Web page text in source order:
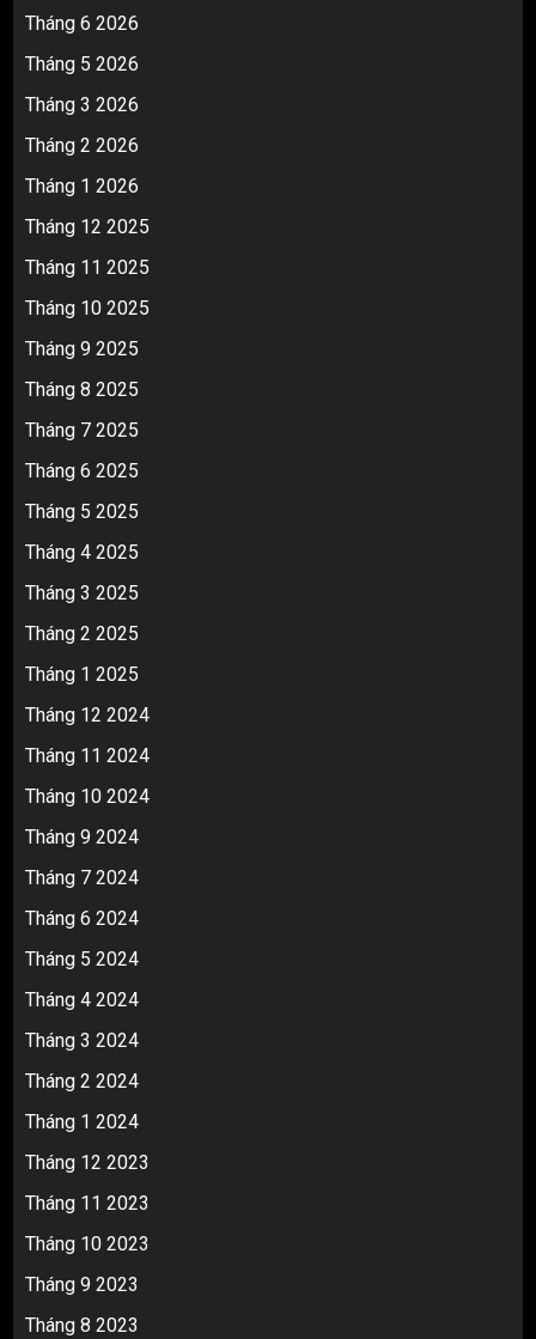
Tháng 6 2026
Tháng 5 2026
Tháng 3 2026
Tháng 2 2026
Tháng 1 2026
Tháng 12 2025
Tháng 11 2025
Tháng 10 2025
Tháng 9 2025
Tháng 8 2025
Tháng 7 2025
Tháng 6 2025
Tháng 5 2025
Tháng 4 2025
Tháng 3 2025
Tháng 2 2025
Tháng 1 2025
Tháng 12 2024
Tháng 11 2024
Tháng 10 2024
Tháng 9 2024
Tháng 7 2024
Tháng 6 2024
Tháng 5 2024
Tháng 4 2024
Tháng 3 2024
Tháng 2 2024
Tháng 1 2024
Tháng 12 2023
Tháng 11 2023
Tháng 10 2023
Tháng 9 2023
Tháng 8 2023